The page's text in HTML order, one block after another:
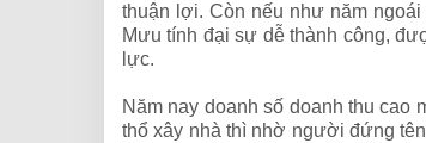
thuận lợi. Còn nếu như năm
Mưu tính đại sự dễ thành công,
lực.
Năm nay doanh số doanh thu cao
thổ xây nhà thì nhờ người đứng